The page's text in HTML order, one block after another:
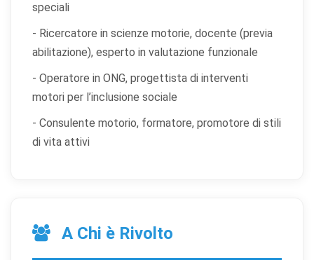
speciali
- Ricercatore in scienze motorie, docente (previa
abilitazione), esperto in valutazione funzionale
- Operatore in ONG, progettista di interventi
motori per l’inclusione sociale
- Consulente motorio, formatore, promotore di stili
di vita attivi
A Chi è Rivolto